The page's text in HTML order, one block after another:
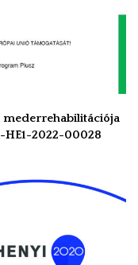
mederrehabilitációja
HE1-2022-00028